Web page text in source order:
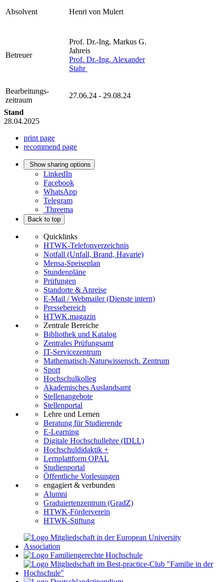
Absolvent Henri von Mulert
Betreuer
Prof. Dr.-Ing. Markus G.
Jahreis
Prof. Dr.-Ing. Alexander
Stahr
Bearbeitungs-
zeitraum
27.06.24 - 29.08.24
Stand
28.04.2025
print page
recommend page
Show sharing options
LinkedIn
Facebook
WhatsApp
Telegram
Threema
Back to top
Quicklinks
HTWK-Telefonverzeichnis
Notfall (Unfall, Brand, Havarie)
Mensa-Speiseplan
Stundenpläne
Prüfungen
Standorte & Anreise
E-Mail / Webmailer (Dienste intern)
Pressebereich
HTWK.magazin
Zentrale Bereiche
Bibliothek und Katalog
Zentrales Prüfungsamt
IT-Servicezentrum
Mathematisch-Naturwissensch. Zentrum
Sport
Hochschulkolleg
Akademisches Auslandsamt
Stellenangebote
Stellenportal
Lehre und Lernen
Beratung für Studierende
E-Learning
Digitale Hochschullehre (IDLL)
Hochschuldidaktik +
Lernplattform OPAL
Studienportal
Öffentliche Vorlesungen
engagiert & verbunden
Alumni
Graduiertenzentrum (GradZ)
HTWK-Förderverein
HTWK-Stiftung